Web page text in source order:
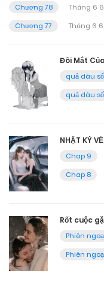
Chương 78
Tháng 6
Chương 77
Tháng 6
Đôi Mắt
quả dâu
quả dâu
NHẬT KÝ
Chap 9
Chap 8
Rốt cuộc
Phiên
Phiên